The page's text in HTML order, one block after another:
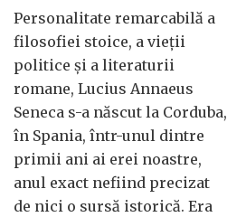
Personalitate remarcabilă a
filosofiei stoice, a vieții
politice și a literaturii
romane, Lucius Annaeus
Seneca s-a născut la Corduba,
în Spania, într-unul dintre
primii ani ai erei noastre,
anul exact nefiind precizat
de nici o sursă istorică. Era